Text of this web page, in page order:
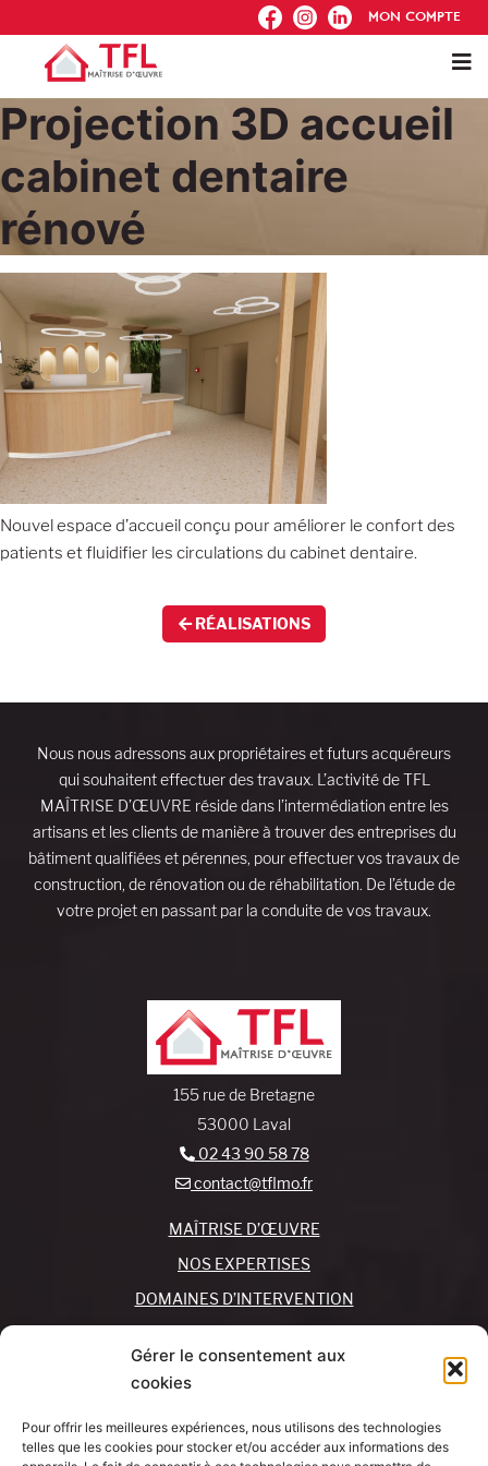
Gérer le consentement aux
cookies
Pour offrir les meilleures expériences, nous utilisons des technologies
telles que les cookies pour stocker et/ou accéder aux informations des
FB IG IN MON COMPTE
Projection 3D accueil
cabinet dentaire
rénové
Nouvel espace d’accueil conçu pour améliorer le confort des
patients et fluidifier les circulations du cabinet dentaire.
RÉALISATIONS
Nous nous adressons aux propriétaires et futurs acquéreurs
qui souhaitent effectuer des travaux. L’activité de TFL
MAÎTRISE D’ŒUVRE réside dans l’intermédiation entre les
artisans et les clients de manière à trouver des entreprises du
bâtiment qualifiées et pérennes, pour effectuer vos travaux de
construction, de rénovation ou de réhabilitation. De l’étude de
votre projet en passant par la conduite de vos travaux.
155 rue de Bretagne
53000 Laval
02 43 90 58 78
contact@tflmo.fr
MAÎTRISE D’ŒUVRE
NOS EXPERTISES
DOMAINES D’INTERVENTION
REJOIGNEZ-NOUS !
MON COMPTE